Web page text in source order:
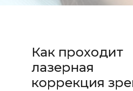
Как проходит
лазерная
коррекция